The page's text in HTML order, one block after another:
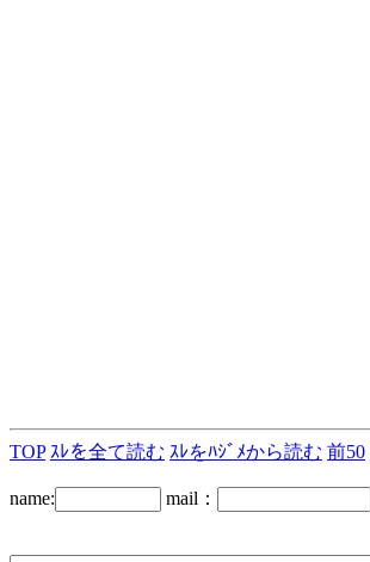
TOP ｽﾚを全て読む ｽﾚをﾊｼﾞﾒから読む 前50
name: mail：